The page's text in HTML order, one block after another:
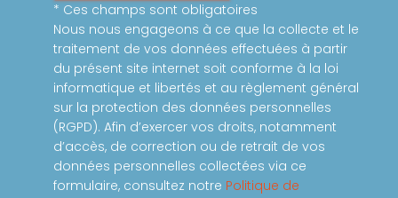
* Ces champs sont obligatoires
Nous nous engageons à ce que la collecte et le
traitement de vos données effectuées à partir
du présent site internet soit conforme à la loi
informatique et libertés et au règlement général
sur la protection des données personnelles
(RGPD). Afin d’exercer vos droits, notamment
d’accès, de correction ou de retrait de vos
données personnelles collectées via ce
formulaire, consultez notre Politique de